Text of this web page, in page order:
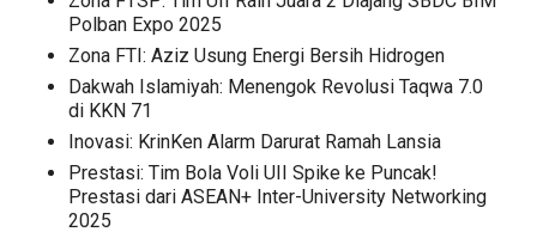
Polban Expo 2025
Zona FTI: Aziz Usung Energi Bersih Hidrogen
Dakwah Islamiyah: Menengok Revolusi Taqwa 7.0
di KKN 71
Inovasi: KrinKen Alarm Darurat Ramah Lansia
Prestasi: Tim Bola Voli UII Spike ke Puncak!
Prestasi dari ASEAN+ Inter-University Networking
2025